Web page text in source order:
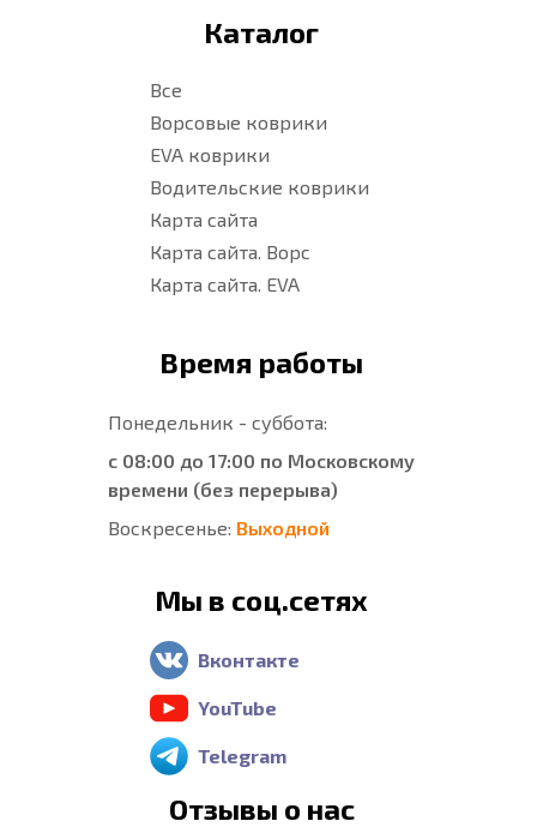
Каталог
Все
Ворсовые коврики
EVA коврики
Водительские коврики
Карта сайта
Карта сайта. Ворс
Карта сайта. EVA
Время работы
Понедельник - суббота:
с 08:00 до 17:00 по Московскому
времени (без перерыва)
Воскресенье: Выходной
Мы в соц.сетях
Вконтакте
YouTube
Telegram
Отзывы о нас